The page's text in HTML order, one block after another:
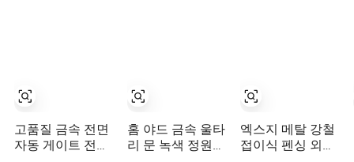
고품질 금속 전면
자동 게이트 전기
홈 야드 금속 울타
리 문 녹색 정원
엑스지 메탈 강철
접이식 펜싱 외부